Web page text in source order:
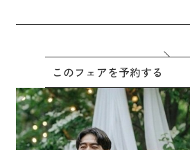
このフェアを予約する